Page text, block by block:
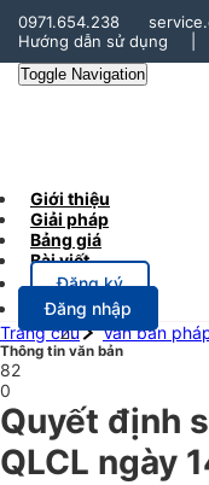
0971.654.238
Hướng dẫn sử dụng
Toggle Navigation
Giới thiệu
Giải pháp
Bảng giá
Bài viết
Đăng ký
Đăng nhập
Trang chủ
Văn bản
Thông tin văn bản
82
0
Quyết định
QLCL ngày